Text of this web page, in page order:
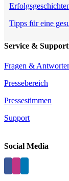
Tipps für eine
Service & Support
Fragen &
Pressebereich
Pressestimmen
Support
Social Media